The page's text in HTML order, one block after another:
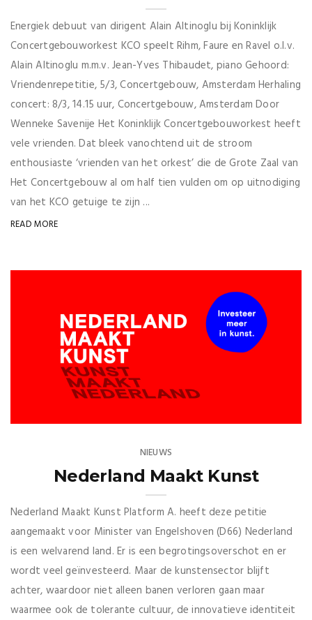
Energiek debuut van dirigent Alain Altinoglu bij Koninklijk
Concertgebouworkest KCO speelt Rihm, Faure en Ravel o.l.v.
Alain Altinoglu m.m.v. Jean-Yves Thibaudet, piano Gehoord:
Vriendenrepetitie, 5/3, Concertgebouw, Amsterdam Herhaling
concert: 8/3, 14.15 uur, Concertgebouw, Amsterdam Door
Wenneke Savenije Het Koninklijk Concertgebouworkest heeft
vele vrienden. Dat bleek vanochtend uit de stroom
enthousiaste ‘vrienden van het orkest’ die de Grote Zaal van
Het Concertgebouw al om half tien vulden om op uitnodiging
van het KCO getuige te zijn ...
READ MORE
NIEUWS
Nederland Maakt Kunst
Nederland Maakt Kunst Platform A. heeft deze petitie
aangemaakt voor Minister van Engelshoven (D66) Nederland
is een welvarend land. Er is een begrotingsoverschot en er
wordt veel geïnvesteerd. Maar de kunstensector blijft
achter, waardoor niet alleen banen verloren gaan maar
waarmee ook de tolerante cultuur, de innovatieve identiteit